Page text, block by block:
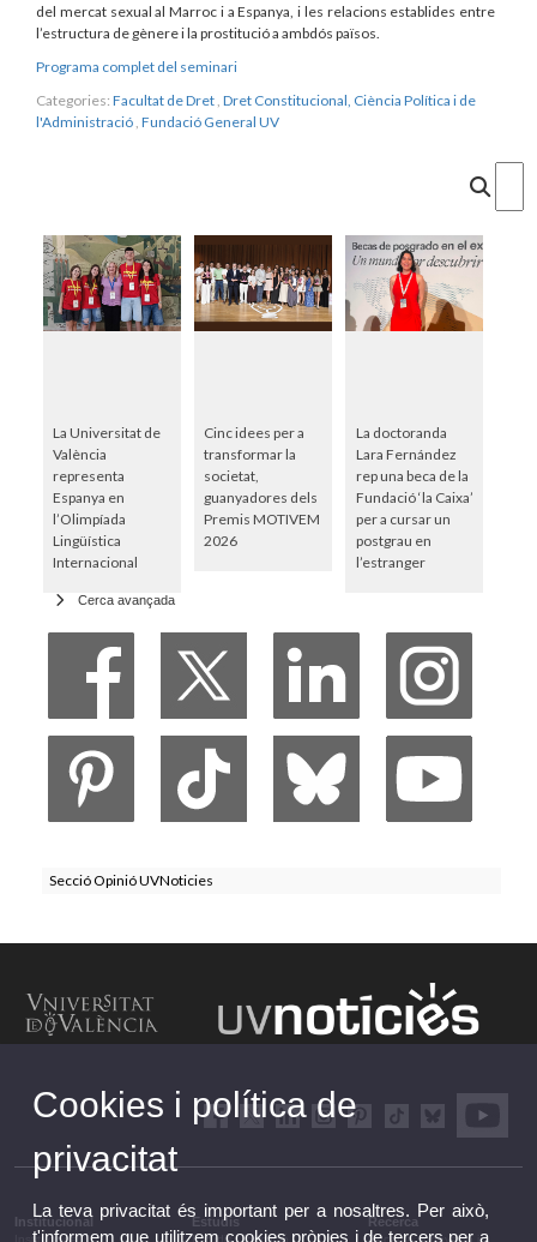
del mercat sexual al Marroc i a Espanya, i les relacions establides entre
l’estructura de gènere i la prostitució a ambdós països.
Programa complet del seminari
Categories: Facultat de Dret Dret Constitucional, Ciència Política i de
l'Administració Fundació General UV
La Universitat de
València
representa
Espanya en
l’Olimpíada
Lingüística
Internacional
Cinc idees per a
transformar la
societat,
guanyadores dels
Premis MOTIVEM
2026
La doctoranda
Lara Fernández
rep una beca de la
Fundació ‘la Caixa’
per a cursar un
postgrau en
l’estranger
Cerca avançada
Secció Opinió UVNoticies
Institucional
Institucional
Estudis
Estudis i formació
Recerca
Recerca, innovació i
Cookies i política de
privacitat
La teva privacitat és important per a nosaltres. Per això,
t'informem que utilitzem cookies pròpies i de tercers per a